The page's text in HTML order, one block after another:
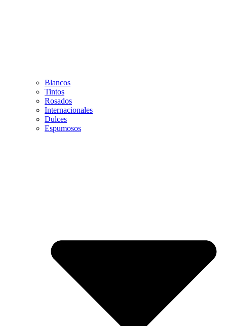
Blancos
Tintos
Rosados
Internacionales
Dulces
Espumosos